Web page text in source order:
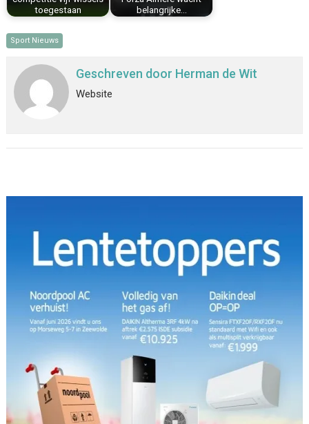
toegestaan
belangrijke…
Sport Nieuws
Geschreven door Herman de Wit
Website